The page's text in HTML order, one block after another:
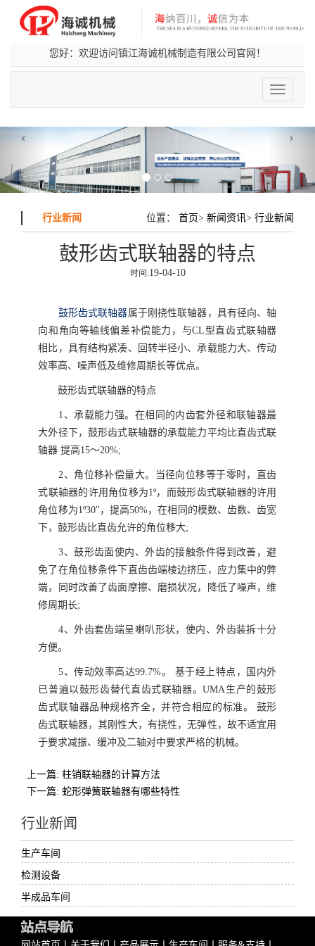
您好：欢迎访问镇江海诚机械制造有限公司官网！
切
换
‹ ›
行业新闻 位置： 首页> 新闻资讯> 行业新闻
鼓形齿式联轴器的特点
时间:19-04-10
鼓形齿式联轴器属于刚挠性联轴器，具有径向、轴
向和角向等轴线偏差补偿能力，与CL型直齿式联轴器
相比，具有结构紧凑、回转半径小、承载能力大、传动
效率高、噪声低及维修周期长等优点。
鼓形齿式联轴器的特点
1、承载能力强。在相同的内齿套外径和联轴器最
大外径下，鼓形齿式联轴器的承载能力平均比直齿式联
轴器 提高15～20%;
2、角位移补偿量大。当径向位移等于零时，直齿
式联轴器的许用角位移为1º，而鼓形齿式联轴器的许用
角位移为1º30''，提高50%，在相同的模数、齿数、齿宽
下，鼓形齿比直齿允许的角位移大;
3、鼓形齿面使内、外齿的接触条件得到改善，避
免了在角位移条件下直齿齿端棱边挤压，应力集中的弊
端，同时改善了齿面摩擦、磨损状况，降低了噪声，维
修周期长;
4、外齿套齿端呈喇叭形状，使内、外齿装拆十分
方便。
5、传动效率高达99.7%。 基于经上特点，国内外
已普遍以鼓形齿替代直齿式联轴器。UMA生产的鼓形
齿式联轴器品种规格齐全，并符合相应的标准。 鼓形
齿式联轴器，其刚性大，有挠性，无弹性，故不适宜用
于要求减振、缓冲及二轴对中要求严格的机械。
上一篇: 柱销联轴器的计算方法
下一篇: 蛇形弹簧联轴器有哪些特性
行业新闻
生产车间
检测设备
半成品车间